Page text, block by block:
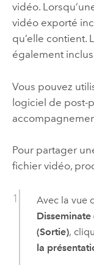
vidéo.
vidéo exporté
qu’elle contient.
également
Vous pouvez
logiciel de post-
Pour partager
fichier vidéo,
Avec la vue
Disseminate
(Sortie),
la